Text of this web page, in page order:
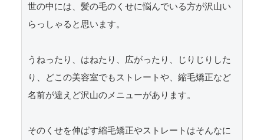
世の中には、髪の毛のくせに悩んでいる方が沢山い
らっしゃると思います。
うねったり、はねたり、広がったり、じりじりした
り、どこの美容室でもストレートや、縮毛矯正など
名前が違えど沢山のメニューがあります。
そのくせを伸ばす縮毛矯正やストレートはそんなに